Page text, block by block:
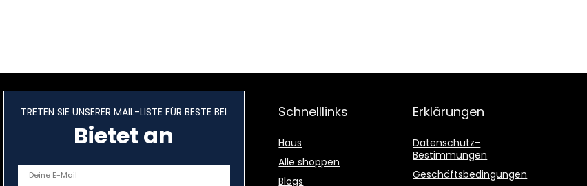
TRETEN SIE UNSERER MAIL-LISTE FÜR BESTE BEI
Bietet an
Schnelllinks
Haus
Alle shoppen
Blogs
Erklärungen
Datenschutz-
Bestimmungen
Geschäftsbedingungen